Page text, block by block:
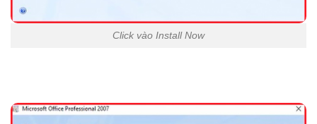
Click vào Install Now